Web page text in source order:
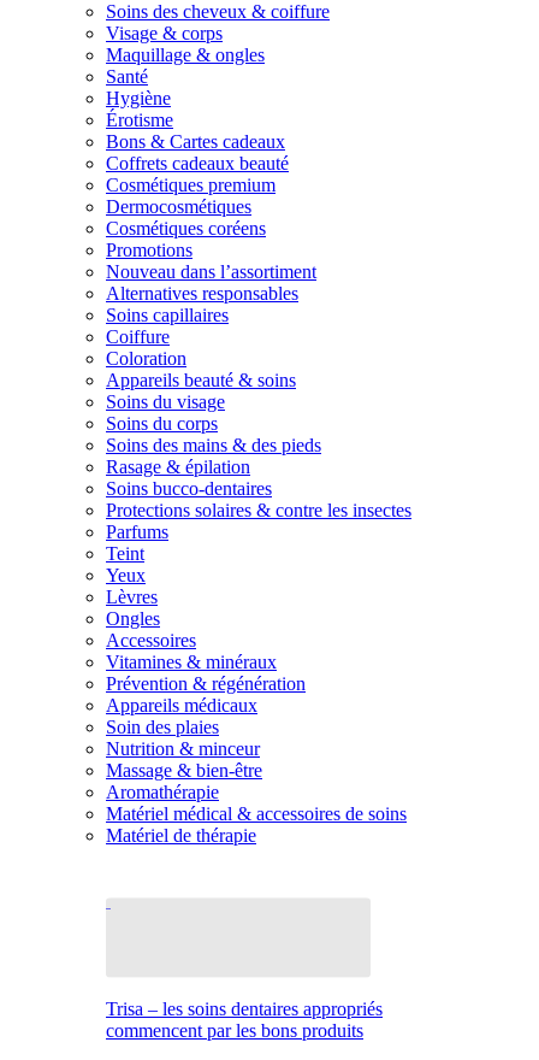
Soins des cheveux & coiffure
Visage & corps
Maquillage & ongles
Santé
Hygiène
Érotisme
Bons & Cartes cadeaux
Coffrets cadeaux beauté
Cosmétiques premium
Dermocosmétiques
Cosmétiques coréens
Promotions
Nouveau dans l’assortiment
Alternatives responsables
Soins capillaires
Coiffure
Coloration
Appareils beauté & soins
Soins du visage
Soins du corps
Soins des mains & des pieds
Rasage & épilation
Soins bucco-dentaires
Protections solaires & contre les insectes
Parfums
Teint
Yeux
Lèvres
Ongles
Accessoires
Vitamines & minéraux
Prévention & régénération
Appareils médicaux
Soin des plaies
Nutrition & minceur
Massage & bien-être
Aromathérapie
Matériel médical & accessoires de soins
Matériel de thérapie
Trisa – les soins dentaires appropriés
commencent par les bons produits